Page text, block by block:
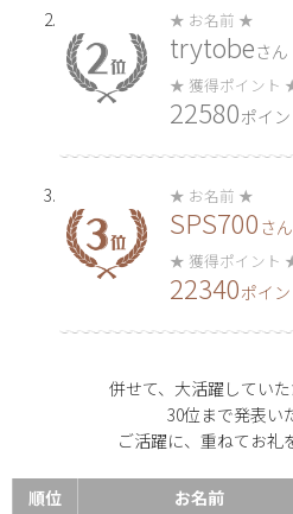
trytobeさん
22580ポイ
SPS700 さん
22340ポイ
併せて、大活躍してい
30位まで発表い
ご活躍に、重ねてお礼
順位 お名前